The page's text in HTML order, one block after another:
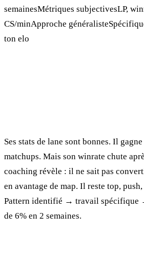
semainesMétriques subjectivesLP,
CS/minApproche
ton elo
Ses stats de lane sont bonnes. Il
matchups. Mais son winrate chute
coaching révèle : il ne sait pas
en avantage de map. Il reste top,
Pattern identifié → travail spécifique
de 6% en 2 semaines.